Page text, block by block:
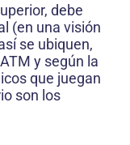
debe
(en una visión
se ubiquen,
y según la
que juegan
son los